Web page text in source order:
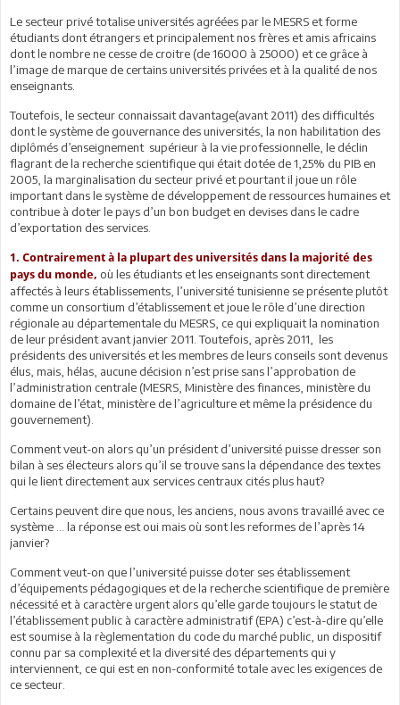
Le secteur privé totalise universités agréées par le MESRS et forme
étudiants dont étrangers et principalement nos frères et amis africains
dont le nombre ne cesse de croitre (de 16000 à 25000) et ce grâce à
l’image de marque de certains universités privées et à la qualité de nos
enseignants.
Toutefois, le secteur connaissait davantage(avant 2011) des difficultés
dont le système de gouvernance des universités, la non habilitation des
diplômés d’enseignement supérieur à la vie professionnelle, le déclin
flagrant de la recherche scientifique qui était dotée de 1,25% du PIB en
2005, la marginalisation du secteur privé et pourtant il joue un rôle
important dans le système de développement de ressources humaines et
contribue à doter le pays d’un bon budget en devises dans le cadre
d’exportation des services.
1. Contrairement à la plupart des universités dans la majorité des
pays du monde, où les étudiants et les enseignants sont directement
affectés à leurs établissements, l’université tunisienne se présente plutôt
comme un consortium d’établissement et joue le rôle d’une direction
régionale au départementale du MESRS, ce qui expliquait la nomination
de leur président avant janvier 2011. Toutefois, après 2011, les
présidents des universités et les membres de leurs conseils sont devenus
élus, mais, hélas, aucune décision n’est prise sans l’approbation de
l’administration centrale (MESRS, Ministère des finances, ministère du
domaine de l’état, ministère de l’agriculture et même la présidence du
gouvernement).
Comment veut-on alors qu’un président d’université puisse dresser son
bilan à ses électeurs alors qu’il se trouve sans la dépendance des textes
qui le lient directement aux services centraux cités plus haut?
Certains peuvent dire que nous, les anciens, nous avons travaillé avec ce
système … la réponse est oui mais où sont les reformes de l’après 14
janvier?
Comment veut-on que l’université puisse doter ses établissement
d’équipements pédagogiques et de la recherche scientifique de première
nécessité et à caractère urgent alors qu’elle garde toujours le statut de
l’établissement public à caractère administratif (EPA) c’est-à-dire qu’elle
est soumise à la règlementation du code du marché public, un dispositif
connu par sa complexité et la diversité des départements qui y
interviennent, ce qui est en non-conformité totale avec les exigences de
ce secteur.